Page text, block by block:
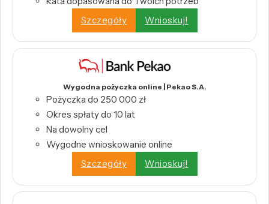
Szczegóły
Wnioskuj!
Wygodna pożyczka online | Pekao S.A.
Pożyczka do 250 000 zł
Okres spłaty do 10 lat
Na dowolny cel
Wygodne wnioskowanie online
Szczegóły
Wnioskuj!